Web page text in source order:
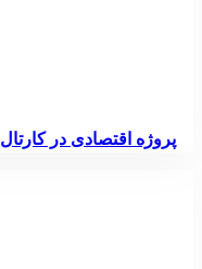
پروژه اقتصادی در کارتال